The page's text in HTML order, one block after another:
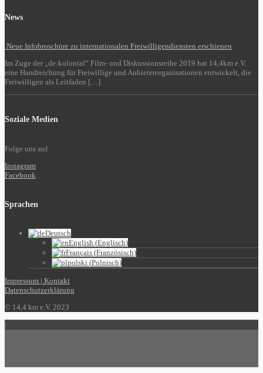
News
Neue Infobroschüre zu internationalen Freiwilligendiensten erschienen
Im Zuge der „de:kolonial“ Film- und Diskussionsreihe 2019 hat 14,4km e.V.
eine Handreichung für Freiwillige und Anbieterorganisationen entwickelt, die
Freiwilligen als Leitfaden […]
Soziale Medien
Folge uns auf
Instagram
Facebook
Sprachen
Deutsch
English (Englisch)
Français (Französisch)
polski (Polnisch)
Impressum | Kontakt
Datenschutzerklärung
© 14,4 km e.V. 2023
|